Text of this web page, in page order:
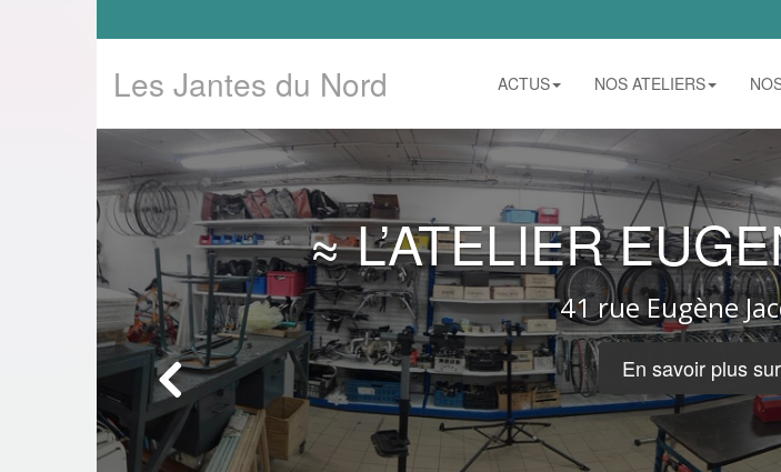
Les Jantes du Nord ACTUS NOS ATELIERS
≈ L’ATELIER
41 rue Eugène
En savoir plus